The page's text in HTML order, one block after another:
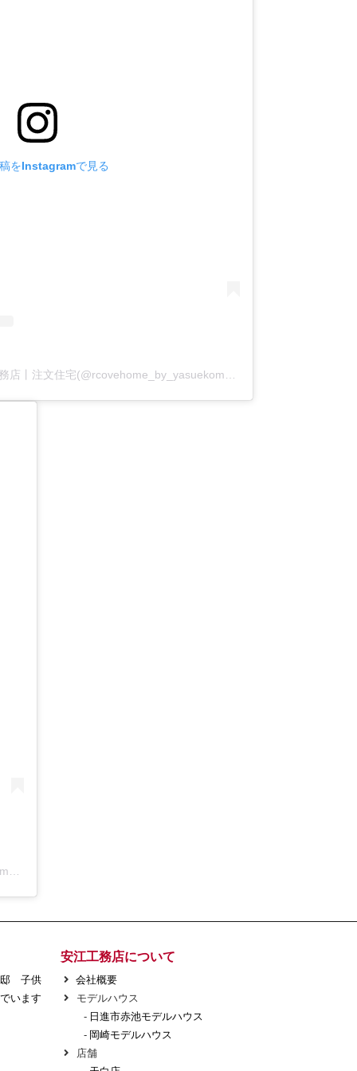
をInstagramで見る
邸 子供
います
安江工務店について
会社概要
モデルハウス
- 日進市赤池モデルハウス
- 岡崎モデルハウス
店舗